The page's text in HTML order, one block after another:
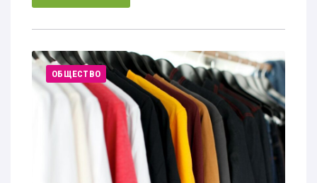
ОБЩЕСТВО